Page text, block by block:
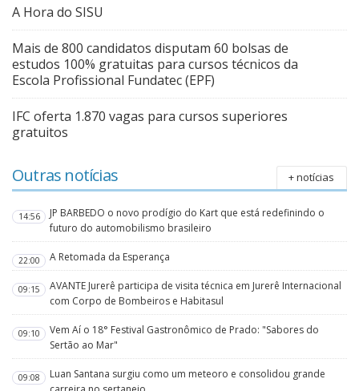
A Hora do SISU
Mais de 800 candidatos disputam 60 bolsas de
estudos 100% gratuitas para cursos técnicos da
Escola Profissional Fundatec (EPF)
IFC oferta 1.870 vagas para cursos superiores
gratuitos
Outras notícias + notícias
14:56
JP BARBEDO o novo prodígio do Kart que está redefinindo o
futuro do automobilismo brasileiro
22:00 A Retomada da Esperança
09:15
AVANTE Jurerê participa de visita técnica em Jurerê Internacional
com Corpo de Bombeiros e Habitasul
09:10
Vem Aí o 18° Festival Gastronômico de Prado: "Sabores do
Sertão ao Mar"
09:08
Luan Santana surgiu como um meteoro e consolidou grande